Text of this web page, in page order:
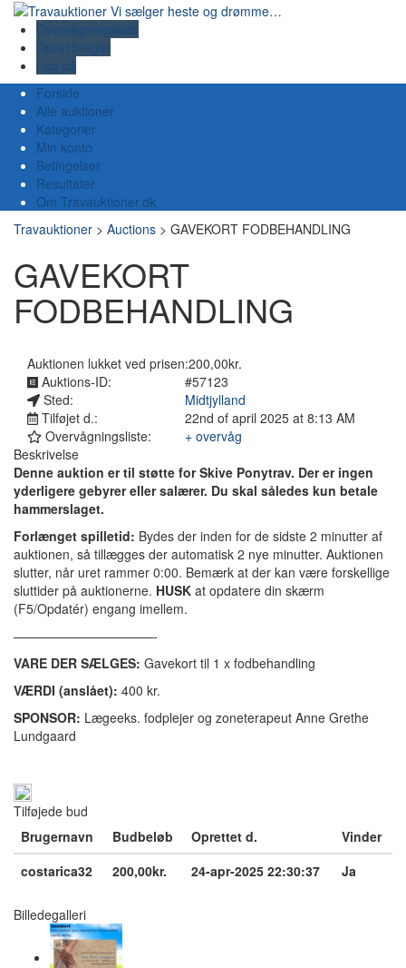
Overvågningsliste
Opret bruger
Log på
Forside
Alle auktioner
Kategorier
Min konto
Betingelser
Resultater
Om Travauktioner.dk
Travauktioner > Auctions > GAVEKORT FODBEHANDLING
GAVEKORT
FODBEHANDLING
Auktionen lukket ved prisen:200,00kr.
Auktions-ID:
#57123
Sted:
Midtjylland
Tilføjet d.:
22nd of april 2025 at 8:13 AM
Overvågningsliste:
+ overvåg
Beskrivelse
Denne auktion er til støtte for Skive Ponytrav. Der er ingen
yderligere gebyrer eller salærer. Du skal således kun betale
hammerslaget.
Forlænget spilletid: Bydes der inden for de sidste 2 minutter af
auktionen, så tillægges der automatisk 2 nye minutter. Auktionen
slutter, når uret rammer 0:00. Bemærk at der kan være forskellige
sluttider på auktionerne. HUSK at opdatere din skærm
(F5/Opdatér) engang imellem.
———————————-
VARE DER SÆLGES: Gavekort til 1 x fodbehandling
VÆRDI (anslået): 400 kr.
SPONSOR: Lægeeks. fodplejer og zoneterapeut Anne Grethe
Lundgaard
Tilføjede bud
Brugernavn
Budbeløb Oprettet d.
Vinder
costarica32
200,00kr. 24-apr-2025 22:30:37 Ja
Billedegalleri